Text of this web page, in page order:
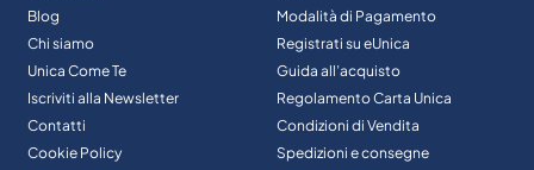
Blog
Chi siamo
Unica Come Te
Iscriviti alla Newsletter
Contatti
Cookie Policy
Modalità di Pagamento
Registrati su eUnica
Guida all’acquisto
Regolamento Carta Unica
Condizioni di Vendita
Spedizioni e consegne